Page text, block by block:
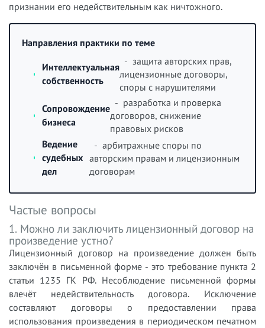
признании его недействительным как ничтожного.
Направления практики по теме
Интеллектуальная
собственность
- защита авторских прав,
лицензионные договоры,
споры с нарушителями
Сопровождение
бизнеса
- разработка и проверка
договоров, снижение
правовых рисков
Ведение
судебных
дел
- арбитражные споры по
авторским правам и лицензионным
договорам
Частые вопросы
1. Можно ли заключить лицензионный договор на
произведение устно?
Лицензионный договор на произведение должен быть
заключён в письменной форме - это требование пункта 2
статьи 1235 ГК РФ. Несоблюдение письменной формы
влечёт недействительность договора. Исключение
составляют договоры о предоставлении права
использования произведения в периодическом печатном